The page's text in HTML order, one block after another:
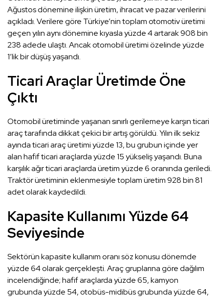
Ağustos dönemine ilişkin üretim, ihracat ve pazar verilerini
açıkladı. Verilere göre Türkiye’nin toplam otomotiv üretimi
geçen yılın aynı dönemine kıyasla yüzde 4 artarak 908 bin
238 adede ulaştı. Ancak otomobil üretimi özelinde yüzde
1’lik bir düşüş yaşandı.
Ticari Araçlar Üretimde Öne
Çıktı
Otomobil üretiminde yaşanan sınırlı gerilemeye karşın ticari
araç tarafında dikkat çekici bir artış görüldü. Yılın ilk sekiz
ayında ticari araç üretimi yüzde 13, bu grubun içinde yer
alan hafif ticari araçlarda yüzde 15 yükseliş yaşandı. Buna
karşılık ağır ticari araçlarda üretim yüzde 6 oranında geriledi.
Traktör üretiminin eklenmesiyle toplam üretim 928 bin 81
adet olarak kaydedildi.
Kapasite Kullanımı Yüzde 64
Seviyesinde
Sektörün kapasite kullanım oranı söz konusu dönemde
yüzde 64 olarak gerçekleşti. Araç gruplarına göre dağılım
incelendiğinde; hafif araçlarda yüzde 65, kamyon
grubunda yüzde 54, otobüs-midibüs grubunda yüzde 64,